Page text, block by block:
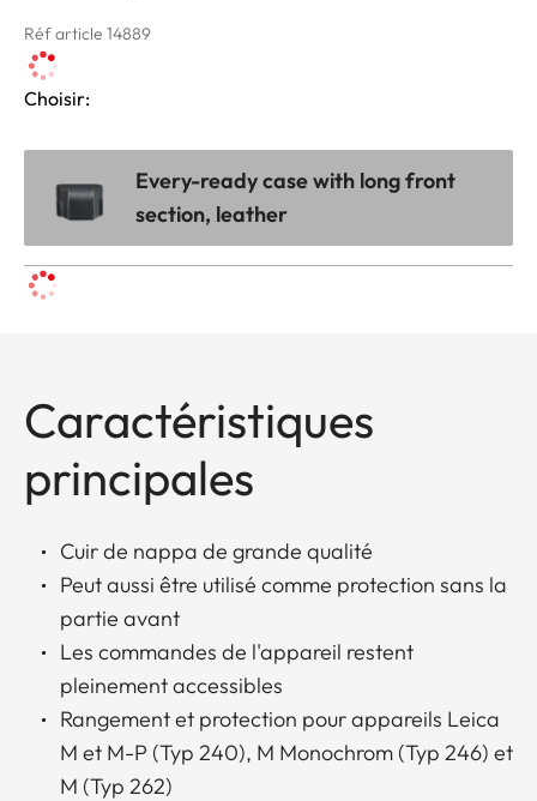
Réf article 14889
Choisir:
Every-ready case with long front
section, leather
Caractéristiques
principales
Cuir de nappa de grande qualité
Peut aussi être utilisé comme protection sans la
partie avant
Les commandes de l'appareil restent
pleinement accessibles
Rangement et protection pour appareils Leica
M et M-P (Typ 240), M Monochrom (Typ 246) et
M (Typ 262)